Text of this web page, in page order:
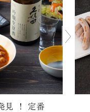
見 ！ 定番